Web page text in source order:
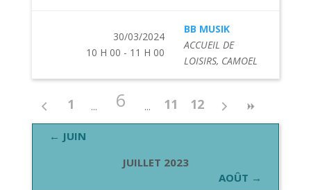
30/03/2024
10 H 00 - 11 H 00
BB MUSIK
ACCUEIL DE
LOISIRS, CAMOEL
1 6 11 12
← JUIN
JUILLET 2023
AOÛT →